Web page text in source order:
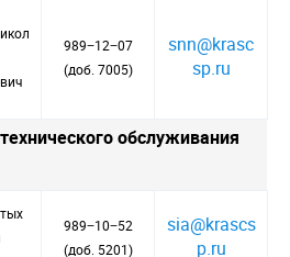
989−12−07
(доб. 7005)
snn@krasc
sp.ru
обслуживания
989−10−52
(доб. 5201)
sia@krascs
p.ru